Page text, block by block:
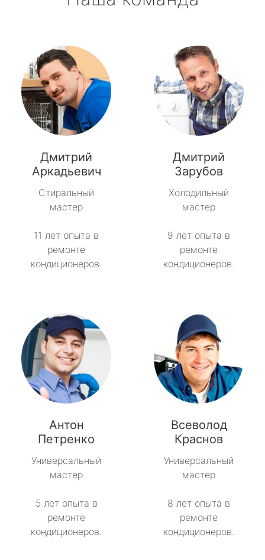
Дмитрий
Аркадьевич
Стиральный
мастер
11 лет опыта в
ремонте
кондиционеров.
Дмитрий
Зарубов
Холодильный
мастер
9 лет опыта в
ремонте
кондиционеров.
Антон
Петренко
Универсальный
мастер
5 лет опыта в
ремонте
кондиционеров.
Всеволод
Краснов
Универсальный
мастер
8 лет опыта в
ремонте
кондиционеров.